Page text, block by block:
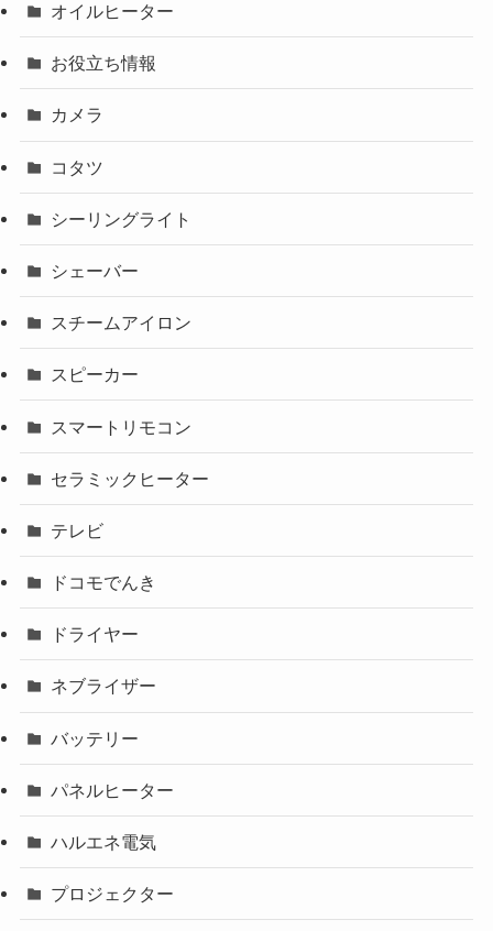
オイルヒーター
お役立ち情報
カメラ
コタツ
シーリングライト
シェーバー
スチームアイロン
スピーカー
スマートリモコン
セラミックヒーター
テレビ
ドコモでんき
ドライヤー
ネブライザー
バッテリー
パネルヒーター
ハルエネ電気
プロジェクター